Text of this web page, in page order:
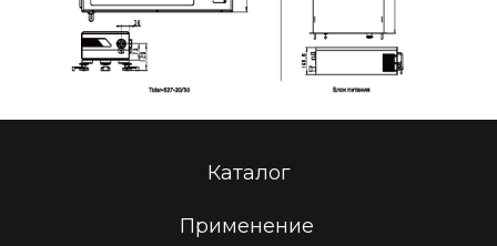
Каталог
Применение